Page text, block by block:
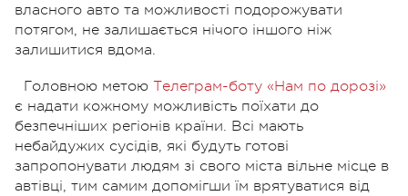
власного авто та можливості подорожувати
потягом, не залишається нічого іншого ніж
залишитися вдома.
Головною метою Телеграм-боту «Нам по дорозі»
є надати кожному можливість поїхати до
безпечніших регіонів країни. Всі мають
небайдужих сусідів, які будуть готові
запропонувати людям зі свого міста вільне місце в
автівці, тим самим допомігши їм врятуватися від